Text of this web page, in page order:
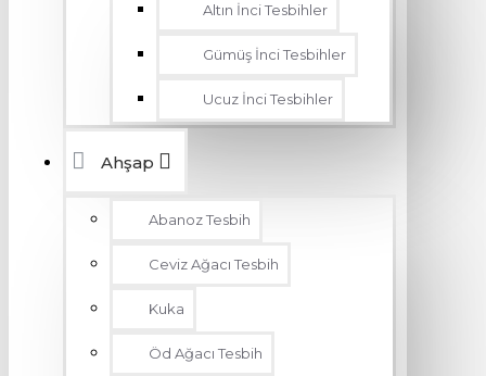
Altın İnci Tesbihler
Gümüş İnci Tesbihler
Ucuz İnci Tesbihler
Ahşap
Abanoz Tesbih
Ceviz Ağacı Tesbih
Kuka
Öd Ağacı Tesbih